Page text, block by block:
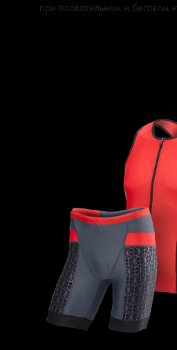
при плавательном и беговом